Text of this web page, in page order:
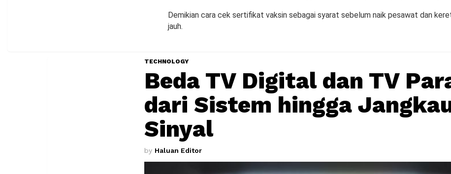
Demikian cara cek sertifikat vaksin sebagai syarat sebelum naik pesawat dan
jauh.
TECHNOLOGY
Beda TV Digital dan TV
dari Sistem hingga
Sinyal
by Haluan Editor